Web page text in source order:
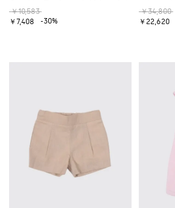
￥10,583
￥7,408
-30%
￥34,800
￥22,620